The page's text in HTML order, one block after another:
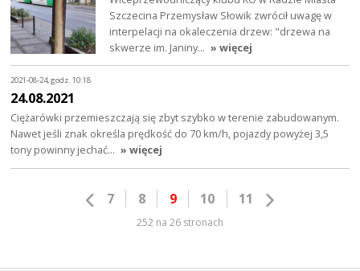
Szczecina Przemysław Słowik zwrócił uwagę w
interpelacji na okaleczenia drzew: "drzewa na
skwerze im. Janiny… » więcej
2021-08-24, godz. 10:18
24.08.2021
Ciężarówki przemieszczają się zbyt szybko w terenie zabudowanym.
Nawet jeśli znak określa prędkość do 70 km/h, pojazdy powyżej 3,5
tony powinny jechać… » więcej
7 8 9 10 11
252 na 26 stronach